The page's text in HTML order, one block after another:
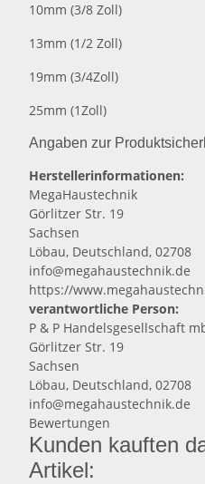
10mm (3/8 Zoll)
13mm (1/2 Zoll)
19mm (3/4Zoll)
25mm (1Zoll)
Angaben zur
Herstellerinformationen:
MegaHaustechnik
Görlitzer Str. 19
Sachsen
Löbau, Deutschland, 02708
info@megahaustechnik.de
https://
verantwortliche Person:
P & P Handelsgesellschaft
Görlitzer Str. 19
Sachsen
Löbau, Deutschland, 02708
info@megahaustechnik.de
Bewertungen
Kunden kauften
Artikel: